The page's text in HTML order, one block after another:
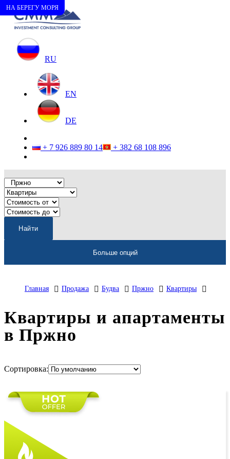
RU
EN
DE
+ 7 926 889 80 14 + 382 68 108 896
Больше опций
Главная Продажа Будва Пржно Квартиры
Квартиры и апартаменты
в Пржно
Сортировка:
НА БЕРЕГУ МОРЯ